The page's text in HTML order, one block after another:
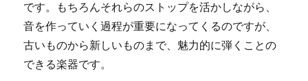
です。もちろんそれらのストップを活かしながら、
音を作っていく過程が重要になってくるのですが、
古いものから新しいものまで、魅力的に弾くことの
できる楽器です。